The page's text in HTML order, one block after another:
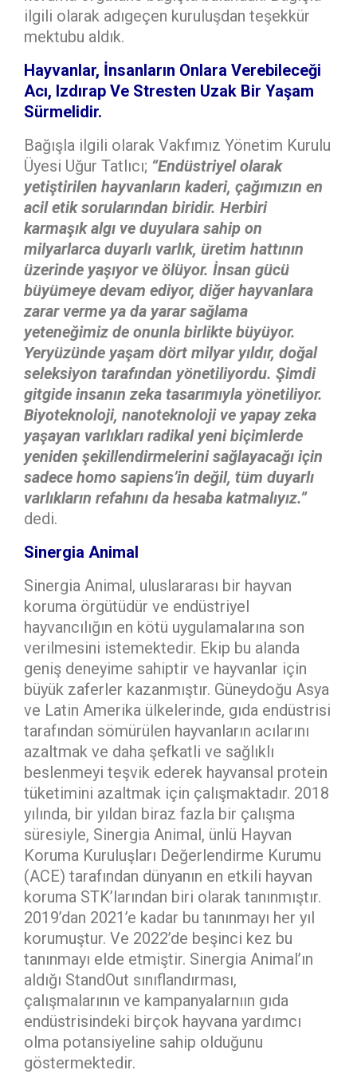
ilgili olarak adıgeçen kuruluşdan teşekkür
mektubu aldık.
Hayvanlar, İnsanların Onlara Verebileceği
Acı, Izdırap Ve Stresten Uzak Bir Yaşam
Sürmelidir.
Bağışla ilgili olarak Vakfımız Yönetim Kurulu
Üyesi Uğur Tatlıcı; “Endüstriyel olarak
yetiştirilen hayvanların kaderi, çağımızın en
acil etik sorularından biridir. Herbiri
karmaşık algı ve duyulara sahip on
milyarlarca duyarlı varlık, üretim hattının
üzerinde yaşıyor ve ölüyor. İnsan gücü
büyümeye devam ediyor, diğer hayvanlara
zarar verme ya da yarar sağlama
yeteneğimiz de onunla birlikte büyüyor.
Yeryüzünde yaşam dört milyar yıldır, doğal
seleksiyon tarafından yönetiliyordu. Şimdi
gitgide insanın zeka tasarımıyla yönetiliyor.
Biyoteknoloji, nanoteknoloji ve yapay zeka
yaşayan varlıkları radikal yeni biçimlerde
yeniden şekillendirmelerini sağlayacağı için
sadece homo sapiens’in değil, tüm duyarlı
varlıkların refahını da hesaba katmalıyız.”
dedi.
Sinergia Animal
Sinergia Animal, uluslararası bir hayvan
koruma örgütüdür ve endüstriyel
hayvancılığın en kötü uygulamalarına son
verilmesini istemektedir. Ekip bu alanda
geniş deneyime sahiptir ve hayvanlar için
büyük zaferler kazanmıştır. Güneydoğu Asya
ve Latin Amerika ülkelerinde, gıda endüstrisi
tarafından sömürülen hayvanların acılarını
azaltmak ve daha şefkatli ve sağlıklı
beslenmeyi teşvik ederek hayvansal protein
tüketimini azaltmak için çalışmaktadır. 2018
yılında, bir yıldan biraz fazla bir çalışma
süresiyle, Sinergia Animal, ünlü Hayvan
Koruma Kuruluşları Değerlendirme Kurumu
(ACE) tarafından dünyanın en etkili hayvan
koruma STK’larından biri olarak tanınmıştır.
2019’dan 2021’e kadar bu tanınmayı her yıl
korumuştur. Ve 2022’de beşinci kez bu
tanınmayı elde etmiştir. Sinergia Animal’ın
aldığı StandOut sınıflandırması,
çalışmalarının ve kampanyalarnıın gıda
endüstrisindeki birçok hayvana yardımcı
olma potansiyeline sahip olduğunu
göstermektedir.